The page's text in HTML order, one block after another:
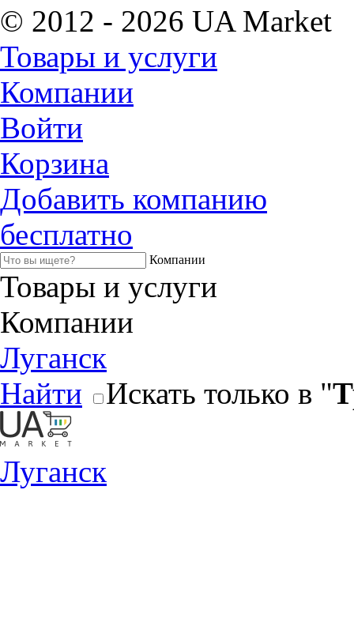
© 2012 - 2026 UA Market
Товары и услуги
Компании
Войти
Корзина
Добавить компанию
бесплатно
Компании
Товары и услуги
Компании
Луганск
Найти
Искать только в "
Луганск